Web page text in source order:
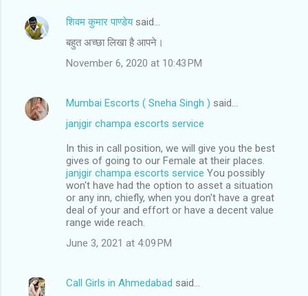
C
e
शिवम कुमार पाण्डेयsaid…
बहुत अच्छा लिखा है आपने।
November 6, 2020 at 10:43 PM
Mumbai Escorts ( Sneha Singh ) said…
janjgir champa escorts service
In this in call position, we will give you the best
gives of going to our Female at their places.
janjgir champa escorts service You possibly
won't have had the option to asset a situation
or any inn, chiefly, when you don't have a great
deal of your and effort or have a decent value
range wide reach.
June 3, 2021 at 4:09 PM
Call Girls in Ahmedabad said…